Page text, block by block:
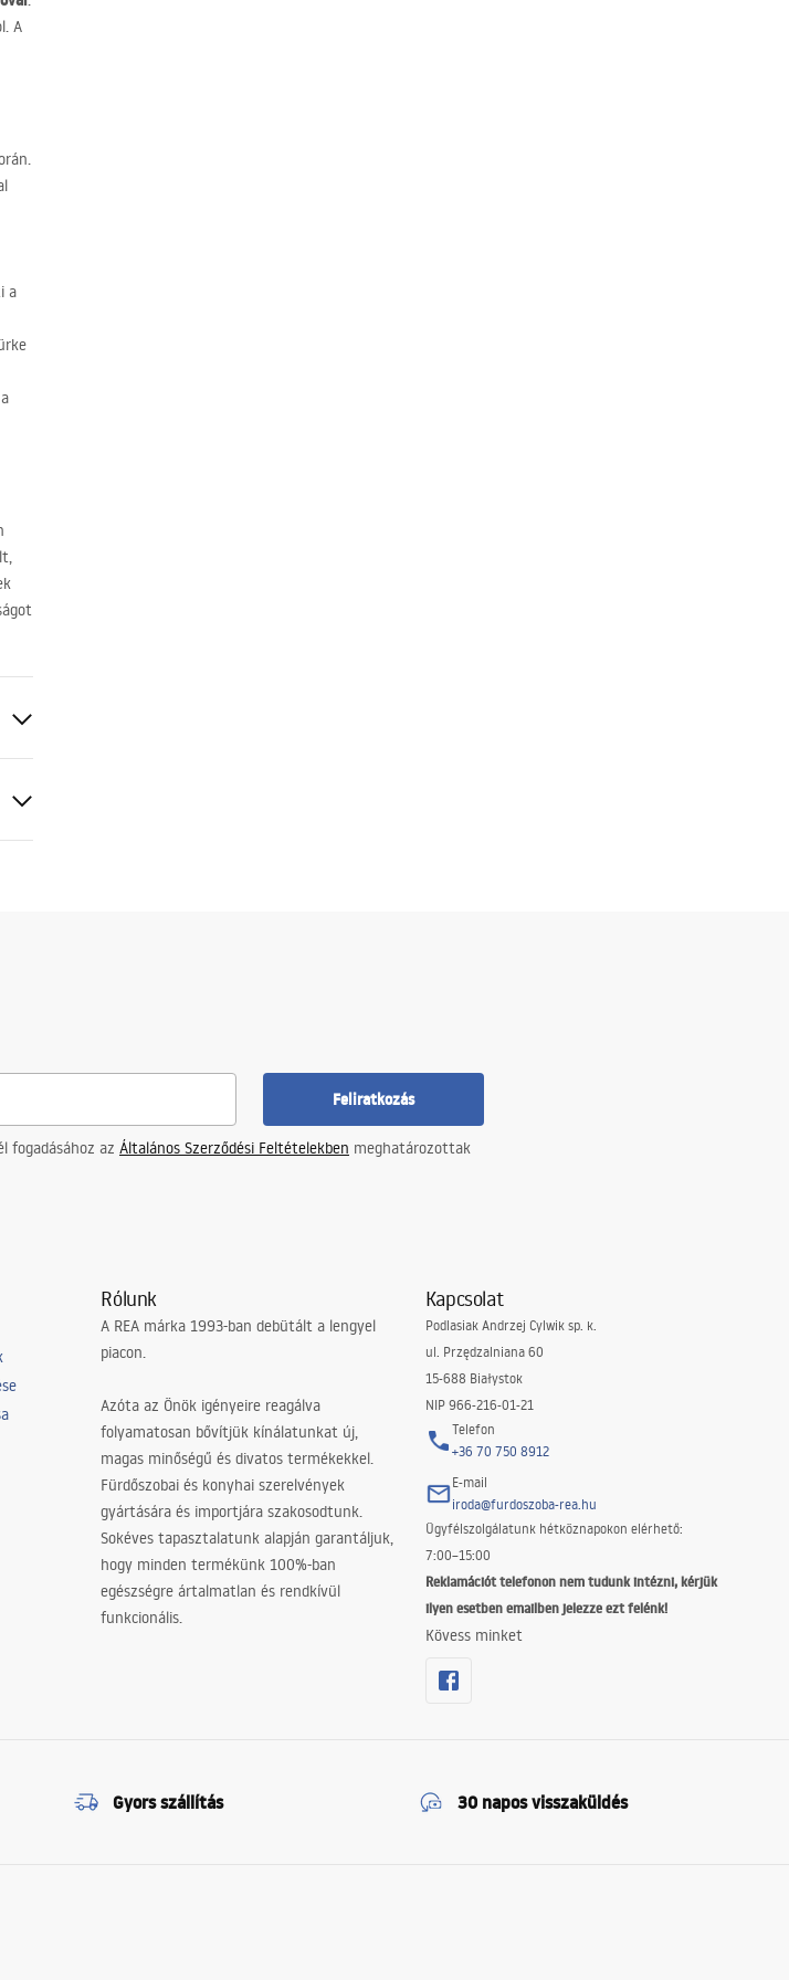
A
a
Feliratkozás
fogadásához az Általános Szerződési Feltételekben meghatározottak
Rólunk
A REA márka 1993-ban debütált a lengyel
piacon.
Azóta az Önök igényeire reagálva
folyamatosan bővítjük kínálatunkat új,
magas minőségű és divatos termékekkel.
Fürdőszobai és konyhai szerelvények
gyártására és importjára szakosodtunk.
Sokéves tapasztalatunk alapján garantáljuk,
hogy minden termékünk 100%-ban
egészségre ártalmatlan és rendkívül
funkcionális.
Kapcsolat
Podlasiak Andrzej Cylwik sp. k.
ul. Przędzalniana 60
15-688 Białystok
NIP 966-216-01-21
Telefon
+36 70 750 8912
E-mail
iroda@furdoszoba-rea.hu
Ügyfélszolgálatunk hétköznapokon elérhető:
7:00–15:00
Reklamációt telefonon nem tudunk intézni, kérjük
ilyen esetben emailben jelezze ezt felénk!
Kövess minket
Gyors szállítás 30 napos visszaküldés